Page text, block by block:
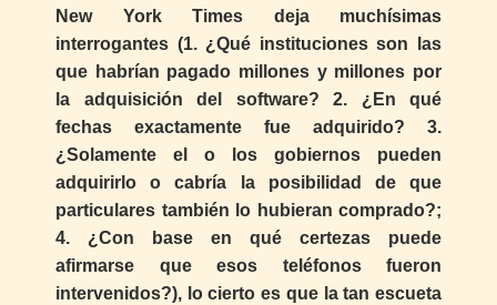
New York Times deja muchísimas
interrogantes (1. ¿Qué instituciones son las
que habrían pagado millones y millones por
la adquisición del software? 2. ¿En qué
fechas exactamente fue adquirido? 3.
¿Solamente el o los gobiernos pueden
adquirirlo o cabría la posibilidad de que
particulares también lo hubieran comprado?;
4. ¿Con base en qué certezas puede
afirmarse que esos teléfonos fueron
intervenidos?), lo cierto es que la tan escueta